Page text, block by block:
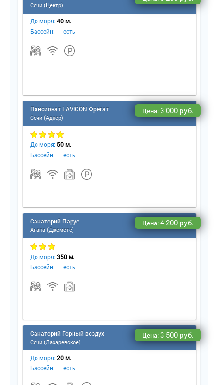
Сочи (Центр)
До моря: 40 м.
Бассейн:
есть
Пансионат LAVICON Фрегат
Сочи (Адлер)
Цена:3 000 руб.
До моря: 50 м.
Бассейн:
есть
Санаторий Парус
Анапа (Джемете)
Цена:4 200 руб.
До моря: 350 м.
Бассейн:
есть
Санаторий Горный воздух
Сочи (Лазаревское)
Цена:3 500 руб.
До моря: 20 м.
Бассейн:
есть